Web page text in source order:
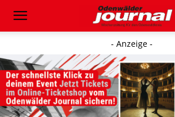
- Anzeige -